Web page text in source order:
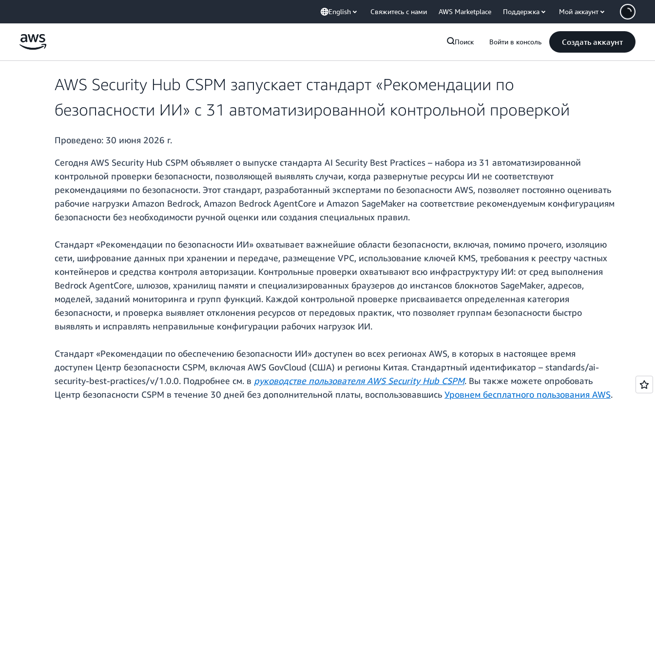
English Свяжитесь с нами AWS Marketplace Поддержка Мой аккаунт
Поиск Войти в консоль Создать аккаунт
AWS Security Hub CSPM запускает стандарт «Рекомендации по
безопасности ИИ» с 31 автоматизированной контрольной проверкой
Проведено: 30 июня 2026 г.
Сегодня AWS Security Hub CSPM объявляет о выпуске стандарта AI Security Best Practices – набора из 31 автоматизированной
контрольной проверки безопасности, позволяющей выявлять случаи, когда развернутые ресурсы ИИ не соответствуют
рекомендациями по безопасности. Этот стандарт, разработанный экспертами по безопасности AWS, позволяет постоянно оценивать
рабочие нагрузки Amazon Bedrock, Amazon Bedrock AgentCore и Amazon SageMaker на соответствие рекомендуемым конфигурациям
безопасности без необходимости ручной оценки или создания специальных правил.
Стандарт «Рекомендации по безопасности ИИ» охватывает важнейшие области безопасности, включая, помимо прочего, изоляцию
сети, шифрование данных при хранении и передаче, размещение VPC, использование ключей KMS, требования к реестру частных
контейнеров и средства контроля авторизации. Контрольные проверки охватывают всю инфраструктуру ИИ: от сред выполнения
Bedrock AgentCore, шлюзов, хранилищ памяти и специализированных браузеров до инстансов блокнотов SageMaker, адресов,
моделей, заданий мониторинга и групп функций. Каждой контрольной проверке присваивается определенная категория
безопасности, и проверка выявляет отклонения ресурсов от передовых практик, что позволяет группам безопасности быстро
выявлять и исправлять неправильные конфигурации рабочих нагрузок ИИ.
Стандарт «Рекомендации по обеспечению безопасности ИИ» доступен во всех регионах AWS, в которых в настоящее время
доступен Центр безопасности CSPM, включая AWS GovCloud (США) и регионы Китая. Стандартный идентификатор – standards/ai-
security-best-practices/v/1.0.0. Подробнее см. в руководстве пользователя AWS Security Hub CSPM. Вы также можете опробовать
Центр безопасности CSPM в течение 30 дней без дополнительной платы, воспользовавшись Уровнем бесплатного пользования AWS.